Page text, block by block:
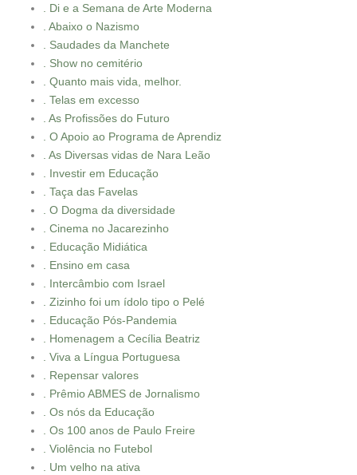
. Di e a Semana de Arte Moderna
. Abaixo o Nazismo
. Saudades da Manchete
. Show no cemitério
. Quanto mais vida, melhor.
. Telas em excesso
. As Profissões do Futuro
. O Apoio ao Programa de Aprendiz
. As Diversas vidas de Nara Leão
. Investir em Educação
. Taça das Favelas
. O Dogma da diversidade
. Cinema no Jacarezinho
. Educação Midiática
. Ensino em casa
. Intercâmbio com Israel
. Zizinho foi um ídolo tipo o Pelé
. Educação Pós-Pandemia
. Homenagem a Cecília Beatriz
. Viva a Língua Portuguesa
. Repensar valores
. Prêmio ABMES de Jornalismo
. Os nós da Educação
. Os 100 anos de Paulo Freire
. Violência no Futebol
. Um velho na ativa